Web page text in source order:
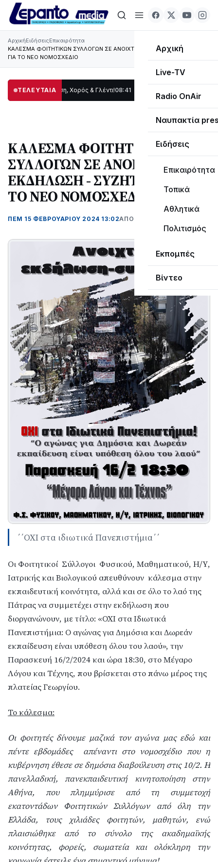
Αρχική
Live-TV
Radio OnAir
Ναυπακτία
Ειδήσεις
Επικαιρότητα
Τοπικά
Αθλητικά
Πολιτισμός
Εκπομπές
Βίντεο
ΑρχικήΕιδήσειςΕπικαιρότητα
ΚΑΛΕΣΜΑ ΦΟΙΤΗΤΙΚΩΝ ΣΥΛΛΟΓΩΝ ΣΕ ΑΝΟΙΧΤΗ ΕΚΔΗΛΩΣΗ - ΣΥΖΗΤΗΣΗ
ΓΙΑ ΤΟ ΝΕΟ ΝΟΜΟΣΧΕΔΙΟ
ΤΕΛΕΥΤΑΙΑ
Παράδοση, Χορός & Γλέντι! 08:41 ΤΟ ΠΑΡΤΥ ΣΥΝΕΧΙΖΕΤΑΙ…
ΚΑΛΕΣΜΑ ΦΟΙΤΗΤΙΚΩΝ
ΣΥΛΛΟΓΩΝ ΣΕ ΑΝΟΙΧΤΗ
ΕΚΔΗΛΩΣΗ - ΣΥΖΗΤΗΣΗ ΓΙΑ
ΤΟ ΝΕΟ ΝΟΜΟΣΧΕΔΙΟ
ΠΕΜ 15 ΦΕΒΡΟΥΑΡΊΟΥ 2024 13:02ΑΠΌ ΜΑΝΤΩ ΚΑΠΕΝΤΖΩΝΗ
΄΄ΟΧΙ στα ιδιωτικά Πανεπιστήμια΄΄
Οι Φοιτητικοί Σύλλογοι Φυσικού, Μαθηματικού, Η/Υ,
Ιατρικής και Βιολογικού απευθύνουν κάλεσμα στην
εκπαιδευτική κοινότητα, αλλά και σε όλο το λαό της
Πάτρας να συμμετέχει στην εκδήλωση που
διοργανώνουν, με τίτλο: «ΟΧΙ στα Ιδιωτικά
Πανεπιστήμια: Ο αγώνας για Δημόσια και Δωρεάν
εκπαίδευση είναι υπόθεση όλου του λαού», την
Παρασκευή 16/2/2024 και ώρα 18:30, στο Μέγαρο
Λόγου και Τέχνης, που βρίσκεται στο πάνω μέρος της
πλατείας Γεωργίου.
Το κάλεσμα:
Οι φοιτητές δίνουμε μαζικά τον αγώνα μας εδώ και
πέντε εβδομάδες απέναντι στο νομοσχέδιο που η
κυβέρνηση έθεσε σε δημόσια διαβούλευση στις 10/2. Η
πανελλαδική, πανεκπαιδευτική κινητοποίηση στην
Αθήνα, που πλημμύρισε από τη συμμετοχή
εκατοντάδων Φοιτητικών Συλλόγων από όλη την
Ελλάδα, τους χιλιάδες φοιτητών, μαθητών, ενώ
πλαισιώθηκε από το σύνολο της ακαδημαϊκής
κοινότητας, φορείς, σωματεία και ολόκληρη την